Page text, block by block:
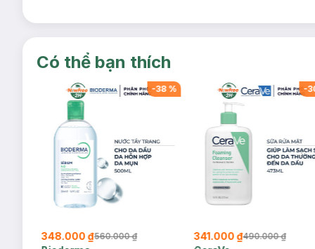
Có thể bạn thích
-38%
348.000 ₫560.000 ₫
-
341.000 ₫490.000 ₫